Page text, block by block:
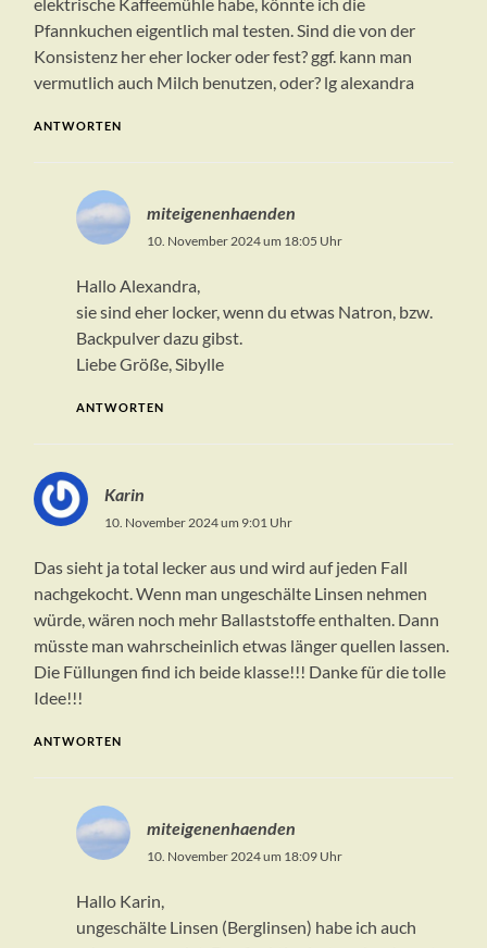
Pfannkuchen eigentlich mal testen. Sind die von der
Konsistenz her eher locker oder fest? ggf. kann man
vermutlich auch Milch benutzen, oder? lg alexandra
ANTWORTEN
miteigenenhaenden
10. November 2024 um 18:05 Uhr
Hallo Alexandra,
sie sind eher locker, wenn du etwas Natron, bzw.
Backpulver dazu gibst.
Liebe Größe, Sibylle
ANTWORTEN
Karin
10. November 2024 um 9:01 Uhr
Das sieht ja total lecker aus und wird auf jeden Fall
nachgekocht. Wenn man ungeschälte Linsen nehmen
würde, wären noch mehr Ballaststoffe enthalten. Dann
müsste man wahrscheinlich etwas länger quellen lassen.
Die Füllungen find ich beide klasse!!! Danke für die tolle
Idee!!!
ANTWORTEN
miteigenenhaenden
10. November 2024 um 18:09 Uhr
Hallo Karin,
ungeschälte Linsen (Berglinsen) habe ich auch